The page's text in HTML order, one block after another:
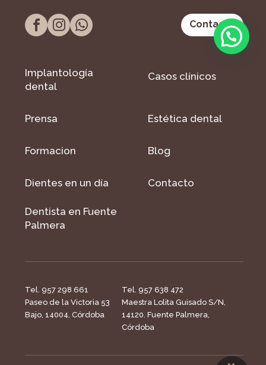
Contacto
Implantología
dental
Casos clínicos
Prensa Estética dental
Formacion Blog
Dientes en un día Contacto
Dentista en Fuente
Palmera
Tel. 957 298 661
Paseo de la Victoria 53
Bajo, 14004, Córdoba
Tel. 957 638 472
Maestra Lolita Guisado S/N,
14120. Fuente Palmera,
Córdoba